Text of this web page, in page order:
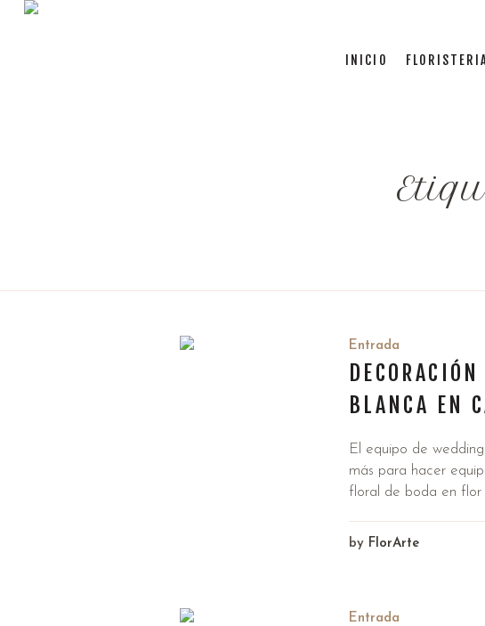
INICIO
Entrada
BLANCA EN
El equipo de
más para hacer
floral de boda en flor
by FlorArte
Entrada